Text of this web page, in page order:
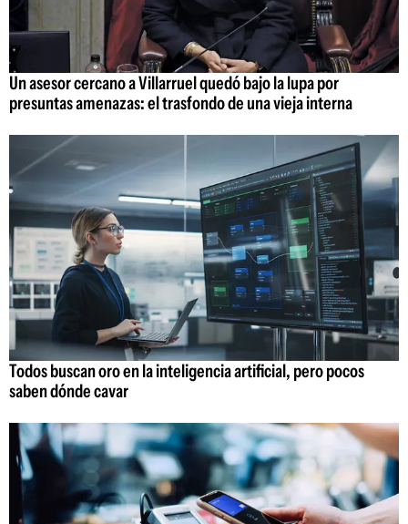
Un asesor cercano a Villarruel quedó bajo la lupa por
presuntas amenazas: el trasfondo de una vieja interna
Todos buscan oro en la inteligencia artificial, pero pocos
saben dónde cavar